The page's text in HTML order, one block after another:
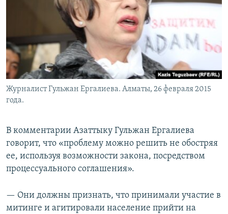
Журналист Гульжан Ергалиева. Алматы, 26 февраля 2015
года.
В комментарии Азаттыку Гульжан Ергалиева
говорит, что «проблему можно решить не обостряя
ее, используя возможности закона, посредством
процессуального соглашения».
— Они должны признать, что принимали участие в
митинге и агитировали население прийти на